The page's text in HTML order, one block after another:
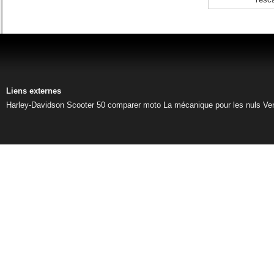
Liens externes
Harley-Davidson Scooter 50 comparer moto La mécanique pour les nuls